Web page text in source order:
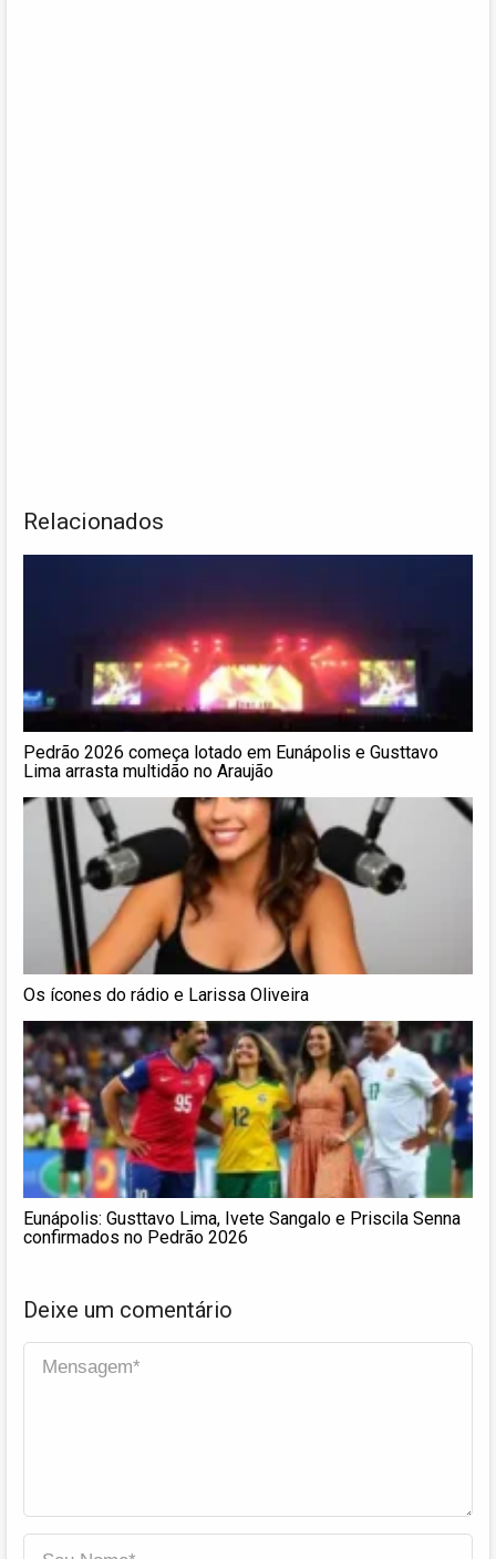
Relacionados
Pedrão 2026 começa lotado em Eunápolis e Gusttavo
Lima arrasta multidão no Araujão
Os ícones do rádio e Larissa Oliveira
Eunápolis: Gusttavo Lima, Ivete Sangalo e Priscila Senna
confirmados no Pedrão 2026
Deixe um comentário